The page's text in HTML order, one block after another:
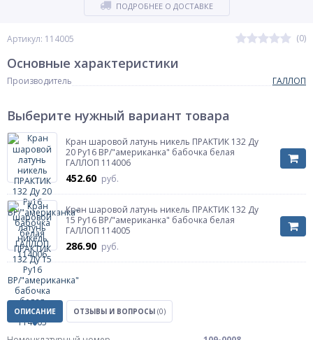
Артикул: 114005 (0)
ПОДРОБНЕЕ О ДОСТАВКЕ
Основные характеристики
Производитель ГАЛЛОП
Выберите нужный вариант товара
Кран шаровой латунь никель ПРАКТИК 132 Ду
20 Ру16 ВР/"американка" бабочка белая
ГАЛЛОП 114006
452.60 руб.
Кран шаровой латунь никель ПРАКТИК 132 Ду
15 Ру16 ВР/"американка" бабочка белая
ГАЛЛОП 114005
286.90 руб.
ОПИСАНИЕ ОТЗЫВЫ И ВОПРОСЫ (0)